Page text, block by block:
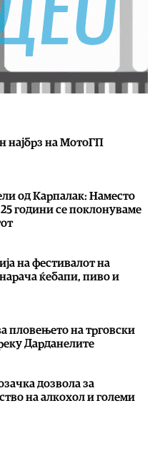
најбрз на МотоГП
од Карпалак: Наместо
години се поклонуваме
на фестивалот на
ќебапи, пиво и
пловењето на трговски
Дарданелите
дозвола за
на алкохол и големи